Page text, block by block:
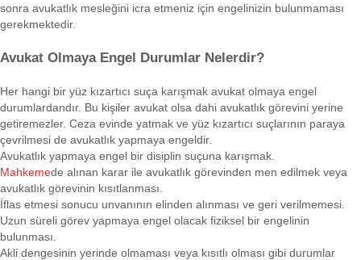
sonra avukatlık mesleğini icra etmeniz için engelinizin bulunmaması
gerekmektedir.
Avukat Olmaya Engel Durumlar Nelerdir?
Her hangi bir yüz kızartıcı suça karışmak avukat olmaya engel
durumlardandır. Bu kişiler avukat olsa dahi avukatlık görevini yerine
getiremezler. Ceza evinde yatmak ve yüz kızartıcı suçlarının paraya
çevrilmesi de avukatlık yapmaya engeldir.
Avukatlık yapmaya engel bir disiplin suçuna karışmak.
Mahkemede alınan karar ile avukatlık görevinden men edilmek veya
avukatlık görevinin kısıtlanması.
İflas etmesi sonucu unvanının elinden alınması ve geri verilmemesi.
Uzun süreli görev yapmaya engel olacak fiziksel bir engelinin
bulunması.
Akli dengesinin yerinde olmaması veya kısıtlı olması gibi durumlar